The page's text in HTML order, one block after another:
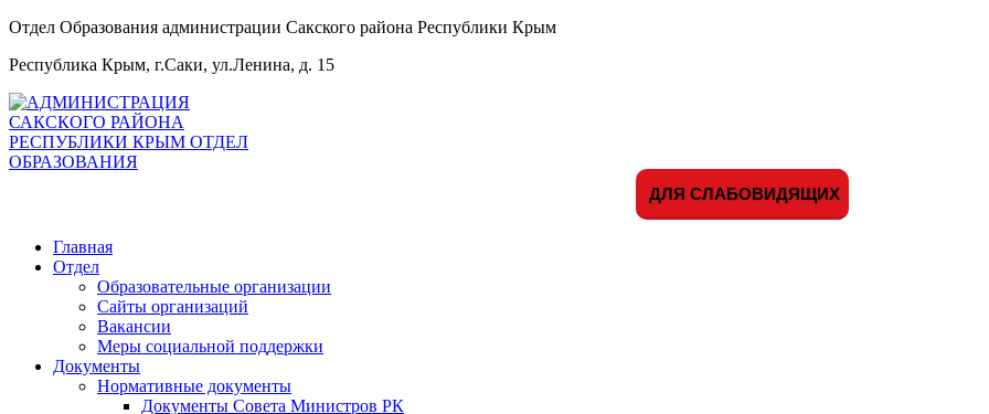
Отдел Образования администрации Сакского района Республики Крым
Республика Крым, г.Саки, ул.Ленина, д. 15
ДЛЯ СЛАБОВИДЯЩИХ
Главная
Отдел
Образовательные организации
Сайты организаций
Вакансии
Меры социальной поддержки
Документы
Нормативные документы
Документы Совета Министров РК